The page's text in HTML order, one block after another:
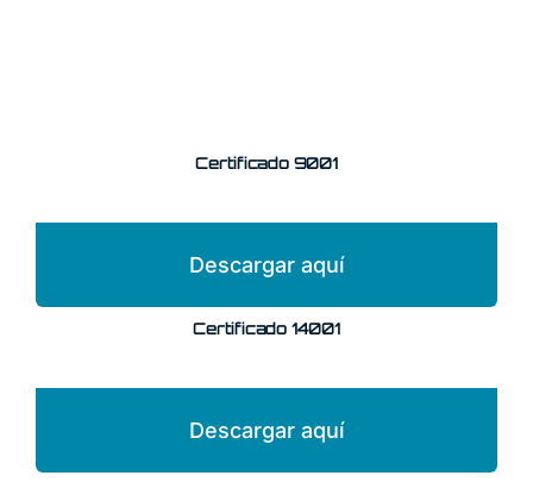
Certificado 9001
Descargar aquí
Certificado 14001
Descargar aquí